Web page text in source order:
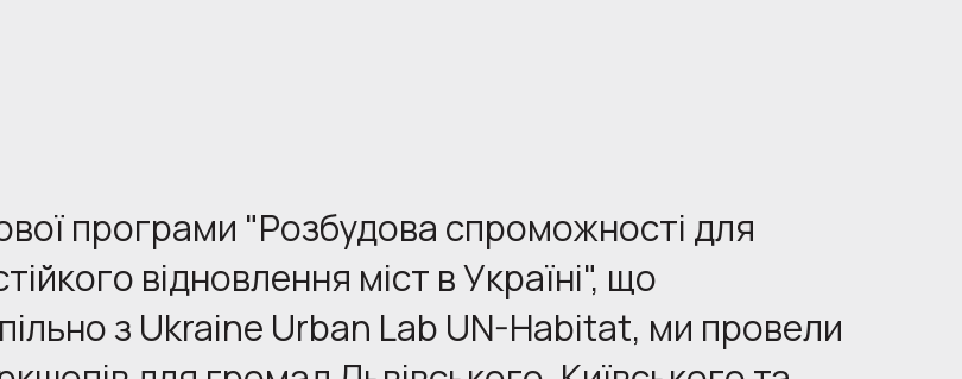
програми "Розбудова спроможності для
відновлення міст в Україні", що
з Ukraine Urban Lab UN-Habitat, ми провели